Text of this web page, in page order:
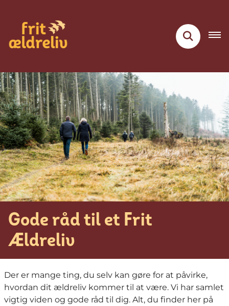
Gode råd til et Frit
Ældreliv
Der er mange ting, du selv kan gøre for at påvirke,
hvordan dit ældreliv kommer til at være. Vi har samlet
vigtig viden og gode råd til dig. Alt, du finder her på